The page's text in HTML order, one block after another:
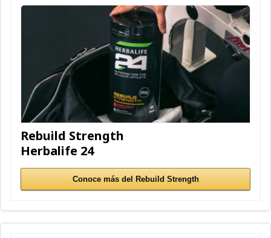
Rebuild Strength
Herbalife 24
Conoce más del Rebuild Strength